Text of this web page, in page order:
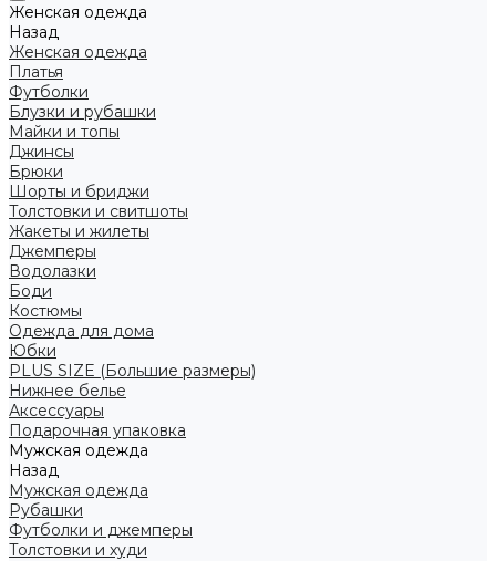
Женская одежда
Назад
Женская одежда
Платья
Футболки
Блузки и рубашки
Майки и топы
Джинсы
Брюки
Шорты и бриджи
Толстовки и свитшоты
Жакеты и жилеты
Джемперы
Водолазки
Боди
Костюмы
Одежда для дома
Юбки
PLUS SIZE (Большие размеры)
Нижнее белье
Аксессуары
Подарочная упаковка
Мужская одежда
Назад
Мужская одежда
Рубашки
Футболки и джемперы
Толстовки и худи